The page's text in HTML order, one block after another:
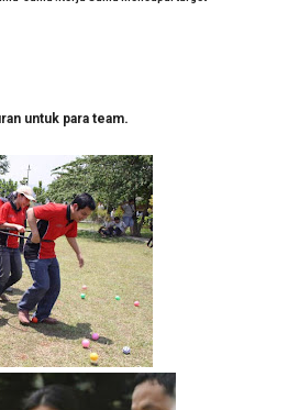
untuk para team.